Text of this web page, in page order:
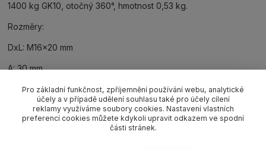
1400 kg GK10, otočný 360°, hmotnost 0,53 kg.
Rozměry:
DxL: M16x20 mm
A: 30 mm
B: 13 mm
C: 46 mm
Pro základní funkčnost, zpříjemnění používání webu, analytické
účely a v případě udělení souhlasu také pro účely cílení
reklamy využíváme soubory cookies. Nastavení vlastních
preferencí cookies můžete kdykoli upravit odkazem ve spodní
části stránek.